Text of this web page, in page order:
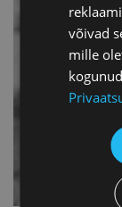
võivad
mille